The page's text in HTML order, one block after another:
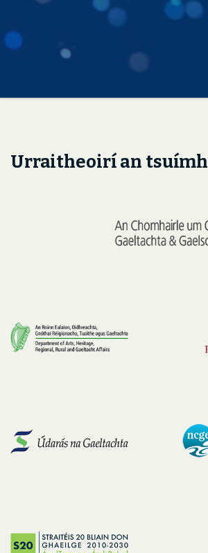
Urraitheoirí an tsuímh